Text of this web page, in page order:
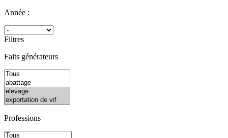
Année :
Filtres
Faits générateurs
Professions